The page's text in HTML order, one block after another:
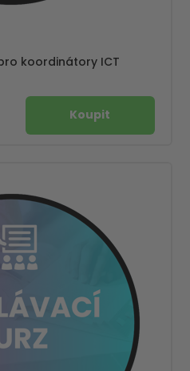
koordinátory ICT